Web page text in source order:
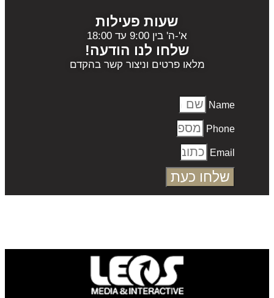
שעות פעילות
א'-ה' בין 9:00 עד 18:00
שלחו לנו הודעה!
מלאו פרטים וניצור קשר בהקדם
Name
Phone
Email
שלחו כעת